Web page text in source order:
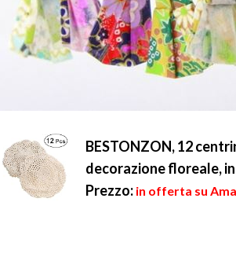
BESTONZON, 12
decorazione floreale,
Prezzo: in offerta su